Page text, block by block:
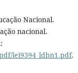
Nacional.
nacional.
lei9394_ldbn1.pdf.